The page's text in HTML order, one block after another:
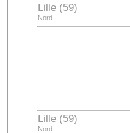
Lille (59)
Nord
Lille (59)
Nord